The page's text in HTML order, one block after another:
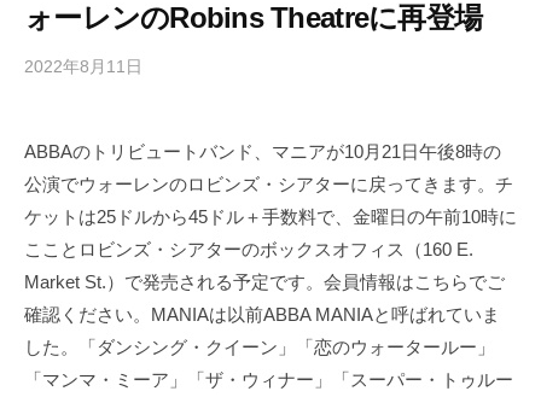
ォーレンのRobins Theatreに再登場
2022年8月11日
g
a
s
h
a
m
の
コ
メ
ン
ト
ABBAのトリビュートバンド、マニアが10月21日午後8時の
公演でウォーレンのロビンズ・シアターに戻ってきます。チ
ケットは25ドルから45ドル＋手数料で、金曜日の午前10時に
こことロビンズ・シアターのボックスオフィス（160 E.
Market St.）で発売される予定です。会員情報はこちらでご
確認ください。MANIAは以前ABBA MANIAと呼ばれていま
した。「ダンシング・クイーン」「恋のウォータールー」
「マンマ・ミーア」「ザ・ウィナー」「スーパー・トゥルー